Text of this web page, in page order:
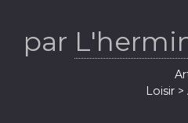
par
Loisir